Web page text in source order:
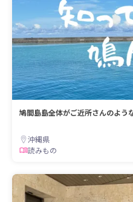
鳩間島――島全体がご近所さんのよう
沖縄県
読みもの